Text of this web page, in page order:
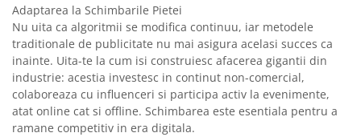
Adaptarea la Schimbarile Pietei
Nu uita ca algoritmii se modifica continuu, iar metodele
traditionale de publicitate nu mai asigura acelasi succes ca
inainte. Uita-te la cum isi construiesc afacerea gigantii din
industrie: acestia investesc in continut non-comercial,
colaboreaza cu influenceri si participa activ la evenimente,
atat online cat si offline. Schimbarea este esentiala pentru a
ramane competitiv in era digitala.